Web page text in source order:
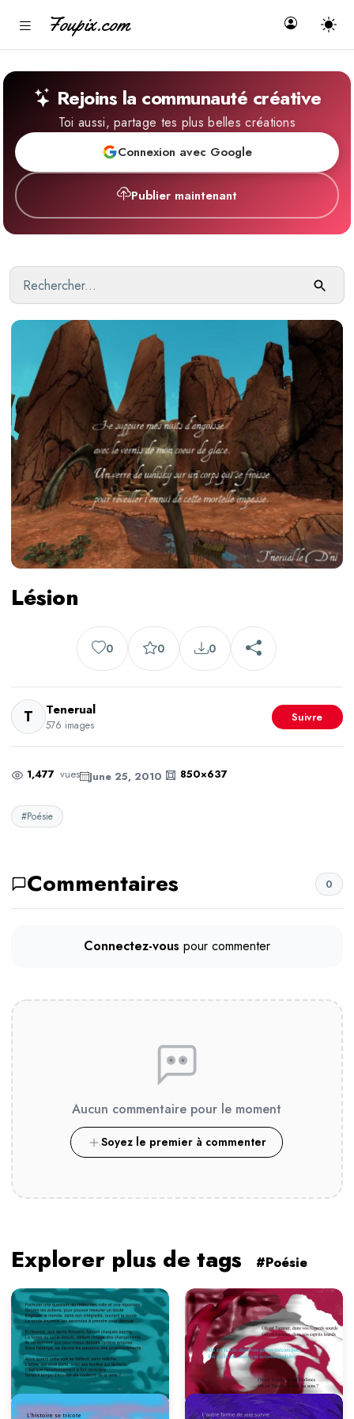
Foupix.com
Rejoins la communauté créative
Toi aussi, partage tes plus belles créations
Connexion avec Google
Publier maintenant
Lésion
0 0 0
T Tenerual
576 images
Suivre
1,477 vues June 25, 2010 850×637
#Poésie
Commentaires 0
Connectez-vous pour commenter
Aucun commentaire pour le moment
Soyez le premier à commenter
Explorer plus de tags #Poésie